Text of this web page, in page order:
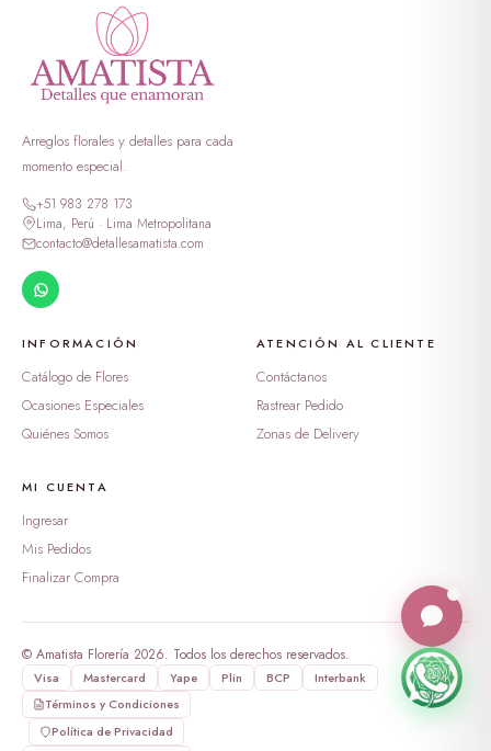
peluche george verde
S/ 349.00
S/ 399.00
S/ 69.00
dulzura en burbuja
Tesoro de Rosas y Ternura
S/ 269.00
Arreglos florales y detalles para cada
momento especial.
+51 983 278 173
Lima, Perú · Lima Metropolitana
contacto@detallesamatista.com
INFORMACIÓN
Catálogo de Flores
Ocasiones Especiales
Quiénes Somos
ATENCIÓN AL CLIENTE
Contáctanos
Rastrear Pedido
Zonas de Delivery
MI CUENTA
Ingresar
Mis Pedidos
Finalizar Compra
© Amatista Florería 2026. Todos los derechos reservados.
Visa Mastercard Yape Plin BCP
Interbank
Términos y Condiciones
Política de Privacidad